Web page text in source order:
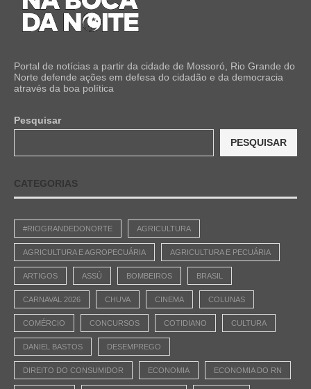
Portal de notícias a partir da cidade de Mossoró, Rio Grande do
Norte defende ações em defesa do cidadão e da democracia
através da boa política
Pesquisar
PESQUISAR
CATEGORIAS
#RIOGRANDEDONORTE AGRICULTURA
AGRICULTURA E AGROPECUÁRIA AGRICULTURA E PECUÁRIA
ARTIGOS ASSÚ BOMBEIROS BRASIL
CARNAVAL 2026 CHUVA CINEMA COLUNAS
COMÉRCIO CONCURSOS COTIDIANO CULTURA
DANIEL BASTOS DESEMPREGO
DIREITO DO CONSUMIDOR ECONOMIA ECONOMIA DO RN